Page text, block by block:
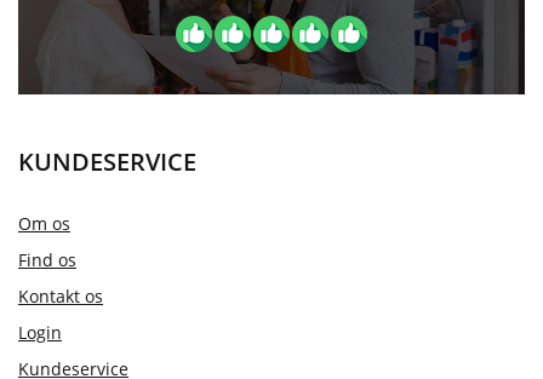
KUNDESERVICE
Om os
Find os
Kontakt os
Login
Kundeservice